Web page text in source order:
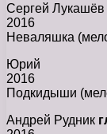
Сергей Лукашёв
2016
Неваляшка
Юрий
2016
Подкидыши
Андрей Рудник